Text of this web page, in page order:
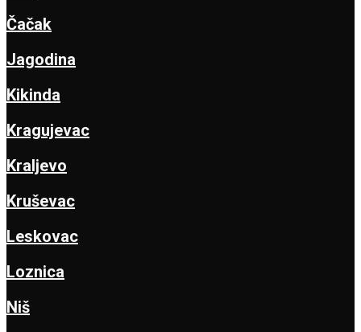
Čačak
Jagodina
Kikinda
Kragujevac
Kraljevo
Kruševac
Leskovac
Loznica
Niš